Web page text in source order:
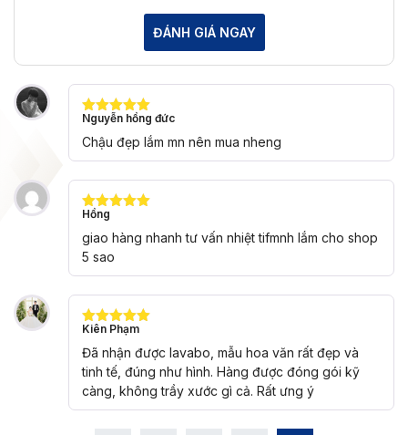
ĐÁNH GIÁ NGAY
Được xếp
hạng
5
sao
Nguyễn hồng đức
Chậu đẹp lắm mn nên mua nheng
Được xếp
hạng5 5
sao
Hồng
giao hàng nhanh tư vấn nhiệt tifmnh lắm cho shop
5 sao
Được xếp
hạng 55
sao
Kiên Phạm
Đã nhận được lavabo, mẫu hoa văn rất đẹp và
tinh tế, đúng như hình. Hàng được đóng gói kỹ
càng, không trầy xước gì cả. Rất ưng ý